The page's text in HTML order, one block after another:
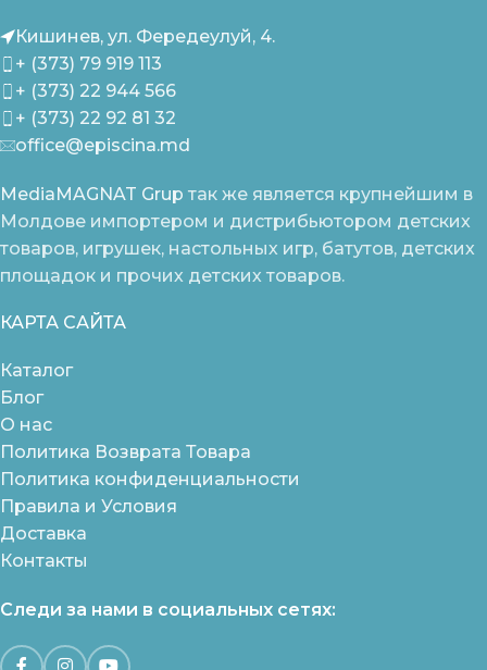
Кишинев, ул. Фередеулуй, 4.
+ (373) 79 919 113
+ (373) 22 944 566
+ (373) 22 92 81 32
office@episcina.md
MediaMAGNAT Grup так же является крупнейшим в
Молдове импортером и дистрибьютором детских
товаров, игрушек, настольных игр, батутов, детских
площадок и прочих детских товаров.
КАРТА САЙТА
Каталог
Блог
О нас
Политика Возврата Товара
Политика конфиденциальности
Правила и Условия
Доставка
Контакты
Следи за нами в социальных сетях: